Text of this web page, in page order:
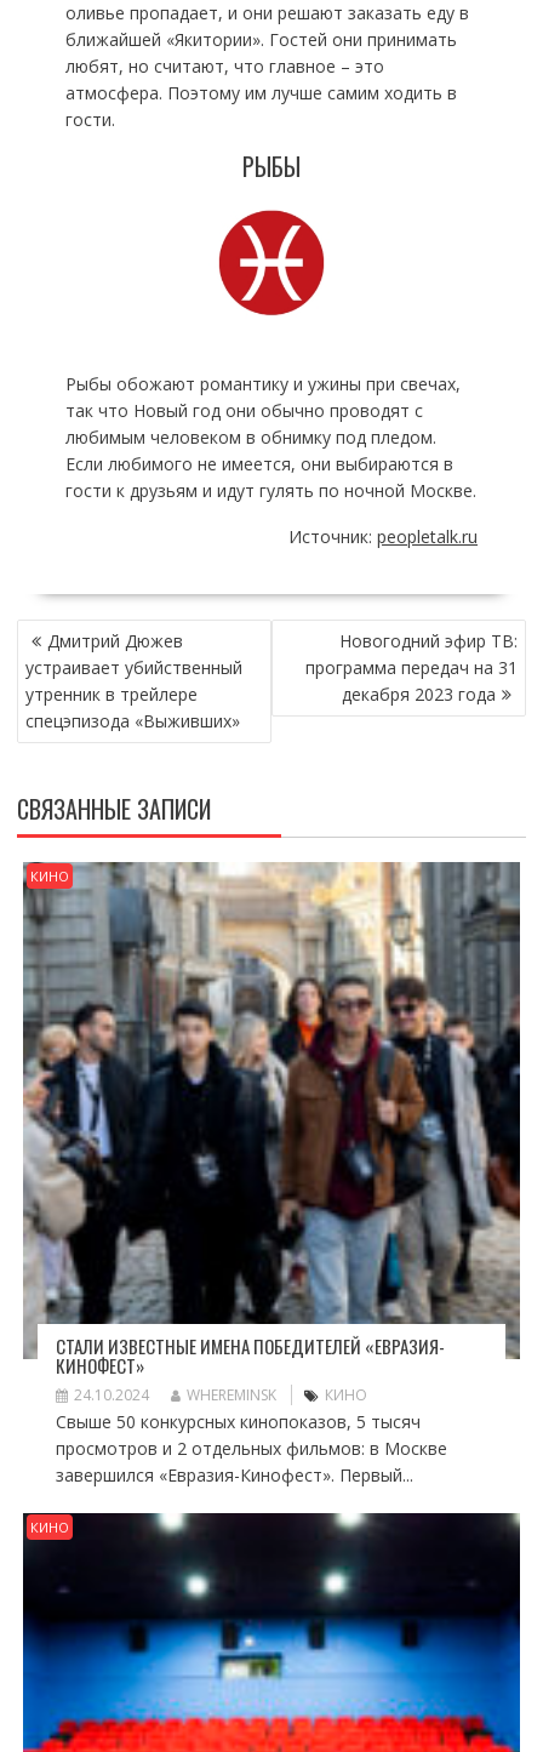
оливье пропадает, и они решают заказать еду в
ближайшей «Якитории». Гостей они принимать
любят, но считают, что главное – это
атмосфера. Поэтому им лучше самим ходить в
гости.
РЫБЫ
Рыбы обожают романтику и ужины при свечах,
так что Новый год они обычно проводят с
любимым человеком в обнимку под пледом.
Если любимого не имеется, они выбираются в
гости к друзьям и идут гулять по ночной Москве.
Источник:peopletalk.ru
НАВИГАЦИЯ
ПО
ЗАПИСЯМ
Дмитрий Дюжев
устраивает убийственный
утренник в трейлере
спецэпизода «Выживших»
Новогодний эфир ТВ:
программа передач на 31
декабря 2023 года
СВЯЗАННЫЕ ЗАПИСИ
КИНО
СТАЛИ ИЗВЕСТНЫЕ ИМЕНА ПОБЕДИТЕЛЕЙ «ЕВРАЗИЯ-
КИНОФЕСТ»
24.10.2024 WHEREMINSK КИНО
Свыше 50 конкурсных кинопоказов, 5 тысяч
просмотров и 2 отдельных фильмов: в Москве
завершился «Евразия-Кинофест». Первый...
КИНО